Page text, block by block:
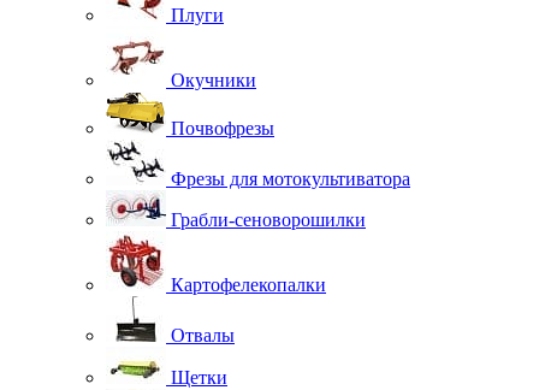
Плуги
Окучники
Почвофрезы
Фрезы для мотокультиватора
Грабли-сеноворошилки
Картофелекопалки
Отвалы
Щетки